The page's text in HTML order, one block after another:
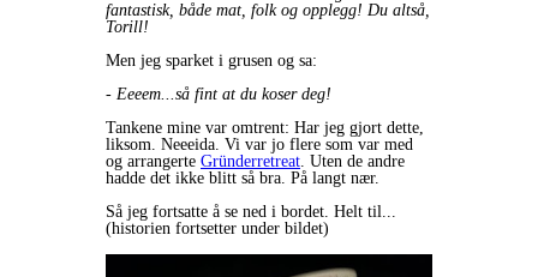
fantastisk, både mat, folk og opplegg! Du altså,
Torill!
Men jeg sparket i grusen og sa:
- Eeeem...så fint at du koser deg!
Tankene mine var omtrent: Har jeg gjort dette,
liksom. Neeeida. Vi var jo flere som var med
og arrangerte Gründerretreat . Uten de andre
hadde det ikke blitt så bra. På langt nær.
Så jeg fortsatte å se ned i bordet. Helt til...
(historien fortsetter under bildet)